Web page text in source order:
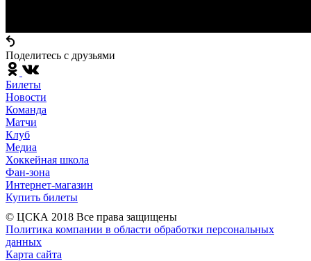
Поделитесь c друзьями
Билеты
Новости
Команда
Матчи
Клуб
Медиа
Хоккейная школа
Фан-зона
Интернет-магазин
Купить билеты
© ЦСКА 2018 Все права защищены
Политика компании в области обработки персональных
данных
Карта сайта